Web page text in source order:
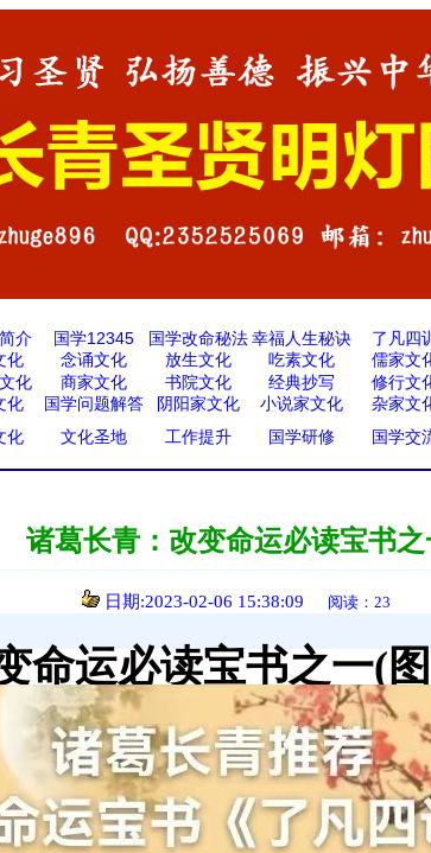
介 国学12345 国学改命秘法 幸福人生秘诀 了凡四
化 念诵文化 放生文化 吃素文化 儒家文
化 商家文化 书院文化 经典抄写 修行文
化 国学问题解答 阴阳家文化 小说家文化 杂家文
化 文化圣地 工作提升 国学研修 国学交
诸葛长青：改变命运必读宝书之
日期:2023-02-06 15:38:09 阅读：23
命运必读宝书之一(